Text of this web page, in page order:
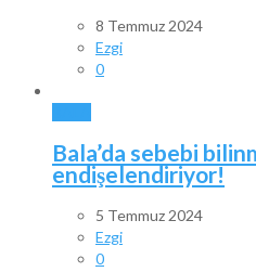
8 Temmuz 2024
Ezgi
0
Bala’da sebebi
endişelendiriyor!
5 Temmuz 2024
Ezgi
0